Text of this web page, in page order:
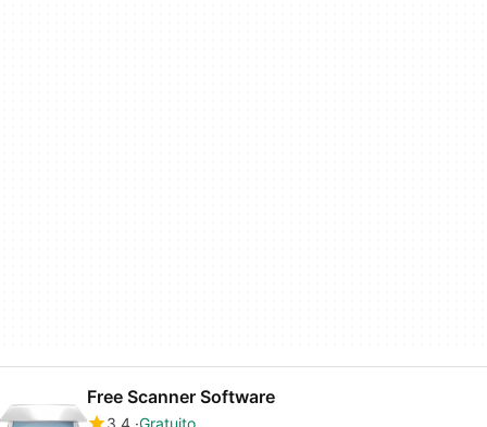
Free Scanner Software